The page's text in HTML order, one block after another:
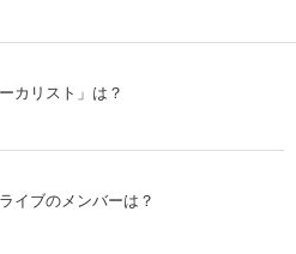
カリスト」は？
イブのメンバーは？